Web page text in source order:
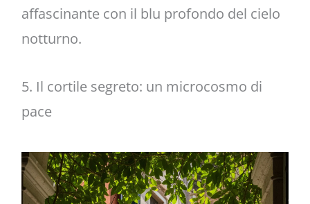
affascinante con il blu profondo del cielo
notturno.
5. Il cortile segreto: un microcosmo di
pace